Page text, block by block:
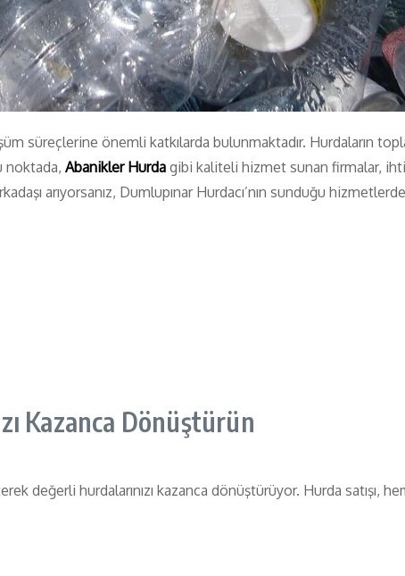
süreçlerine önemli katkılarda bulunmaktadır. Hurdaların
noktada, Abanikler Hurda gibi kaliteli hizmet sunan firmalar,
arıyorsanız, Dumlupınar Hurdacı’nın sunduğu
Kazanca Dönüştürün
değerli hurdalarınızı kazanca dönüştürüyor. Hurda satışı,